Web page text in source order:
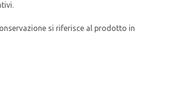
si riferisce al prodotto in